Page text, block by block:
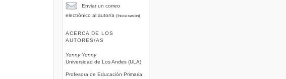
Enviar un correo
electrónico al autor/a (Inicie sesión)
ACERCA DE LOS
AUTORES/AS
Yonny Yonny
Universidad de Los Andes (ULA)
Profesora de Educación Primaria